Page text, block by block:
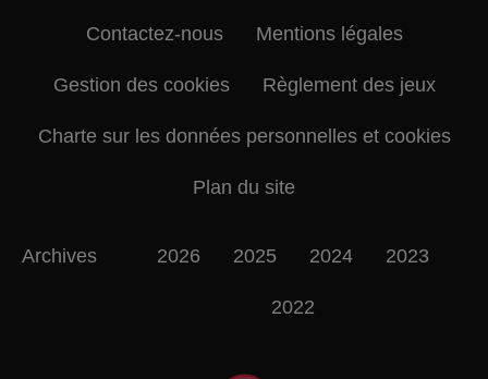
Contactez-nous Mentions légales
Gestion des cookies Règlement des jeux
Charte sur les données personnelles et cookies
Plan du site
Archives 2026 2025 2024 2023
2022